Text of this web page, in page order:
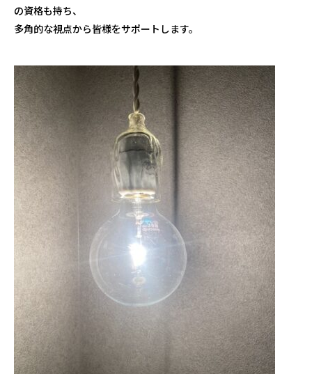
の資格も持ち、
多角的な視点から皆様をサポートします。